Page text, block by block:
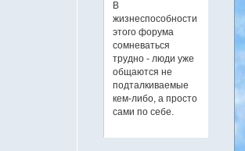
В
жизнеспособности
этого форума
сомневаться
трудно - люди уже
общаются не
подталкиваемые
кем-либо, а просто
сами по себе.